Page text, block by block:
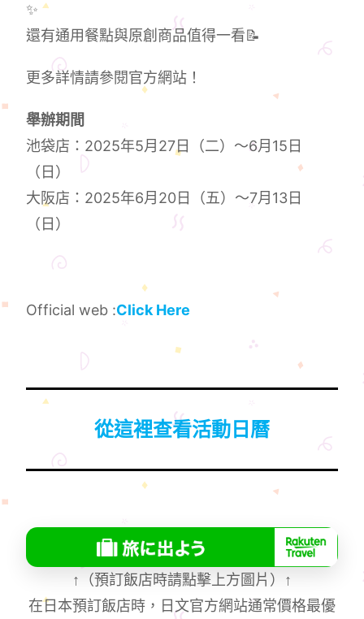
✨
還有通用餐點與原創商品值得一看📝
更多詳情請參閱官方網站！
舉辦期間
池袋店：2025年5月27日（二）～6月15日
（日）
大阪店：2025年6月20日（五）～7月13日
（日）
Official web :Click Here
從這裡查看活動日曆
↑ （預訂飯店時請點擊上方圖片） ↑
在日本預訂飯店時，日文官方網站通常價格最優